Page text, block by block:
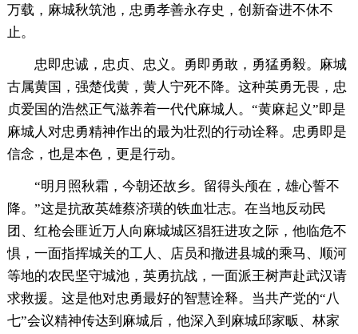
万载，麻城秋筑池，忠勇孝善永存史，创新奋进不休不
止。
忠即忠诚，忠贞、忠义。勇即勇敢，勇猛勇毅。麻城
古属黄国，强楚伐黄，黄人宁死不降。这种英勇无畏，忠
贞爱国的浩然正气滋养着一代代麻城人。“黄麻起义”即是
麻城人对忠勇精神作出的最为壮烈的行动诠释。忠勇即是
信念，也是本色，更是行动。
“明月照秋霜，今朝还故乡。留得头颅在，雄心誓不
降。”这是抗敌英雄蔡济璜的铁血壮志。在当地反动民
团、红枪会匪近万人向麻城城区猖狂进攻之际，他临危不
惧，一面指挥城关的工人、店员和撤进县城的乘马、顺河
等地的农民坚守城池，英勇抗战，一面派王树声赴武汉请
求救援。这是他对忠勇最好的智慧诠释。当共产党的“八
七”会议精神传达到麻城后，他深入到麻城邱家畈、林家